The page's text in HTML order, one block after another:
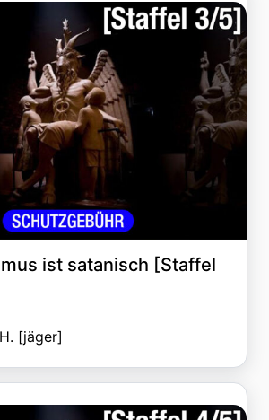
ist satanisch [Staffel
[jäger]